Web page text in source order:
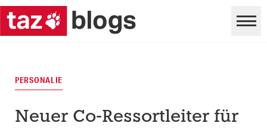
PERSONALIE
Neuer Co-Ressortleiter für